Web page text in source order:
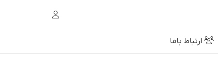
ارتباط باما